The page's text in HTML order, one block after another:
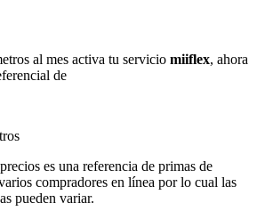
al mes activa tu servicio miiflex, ahora
de
es una referencia de primas de
compradores en línea por lo cual las
pueden variar.